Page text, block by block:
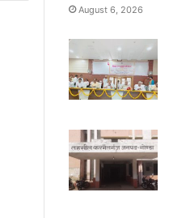
August 6, 2026